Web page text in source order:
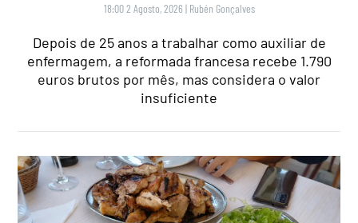
18:00 2 Agosto, 2026 | Rubén Gonçalves
Depois de 25 anos a trabalhar como auxiliar de
enfermagem, a reformada francesa recebe 1.790
euros brutos por mês, mas considera o valor
insuficiente